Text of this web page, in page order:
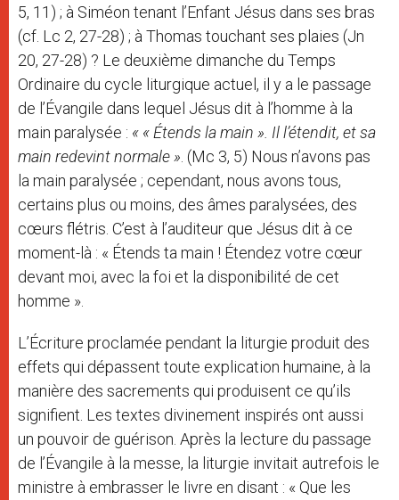
5, 11) ; à Siméon tenant l’Enfant Jésus dans ses bras
(cf. Lc 2, 27-28) ; à Thomas touchant ses plaies (Jn
20, 27-28) ? Le deuxième dimanche du Temps
Ordinaire du cycle liturgique actuel, il y a le passage
de l’Évangile dans lequel Jésus dit à l’homme à la
main paralysée : « « Étends la main ». Il l’étendit, et sa
main redevint normale » . (Mc 3, 5) Nous n’avons pas
la main paralysée ; cependant, nous avons tous,
certains plus ou moins, des âmes paralysées, des
cœurs flétris. C’est à l’auditeur que Jésus dit à ce
moment-là : « Étends ta main ! Étendez votre cœur
devant moi, avec la foi et la disponibilité de cet
homme ».
L’Écriture proclamée pendant la liturgie produit des
effets qui dépassent toute explication humaine, à la
manière des sacrements qui produisent ce qu’ils
signifient. Les textes divinement inspirés ont aussi
un pouvoir de guérison. Après la lecture du passage
de l’Évangile à la messe, la liturgie invitait autrefois le
ministre à embrasser le livre en disant : « Que les